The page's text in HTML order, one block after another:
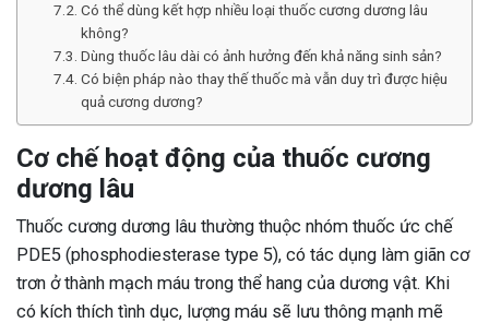
Có thể dùng kết hợp nhiều loại thuốc cương dương lâu
không?
Dùng thuốc lâu dài có ảnh hưởng đến khả năng sinh sản?
Có biện pháp nào thay thế thuốc mà vẫn duy trì được hiệu
quả cương dương?
Cơ chế hoạt động của thuốc cương
dương lâu
Thuốc cương dương lâu thường thuộc nhóm thuốc ức chế
PDE5 (phosphodiesterase type 5), có tác dụng làm giãn cơ
trơn ở thành mạch máu trong thể hang của dương vật. Khi
có kích thích tình dục, lượng máu sẽ lưu thông mạnh mẽ